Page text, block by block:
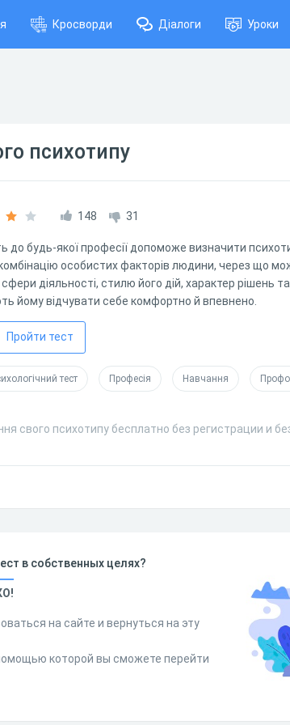
Кросворди Діалоги Уроки
психотипу
148 31
до будь-якої професії допоможе визначити
особистих факторів людини, через що
діяльності, стилю його дій, характер рішень
йому відчувати себе комфортно й впевнено.
Пройти тест
тест Професія Навчання
свого психотипу бесплатно без регистрации и
в собственных целях?
на сайте и вернуться на эту
которой вы сможете перейти